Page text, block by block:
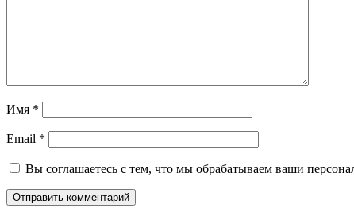
Имя *
Email *
Вы соглашаетесь с тем, что мы обрабатываем ваши